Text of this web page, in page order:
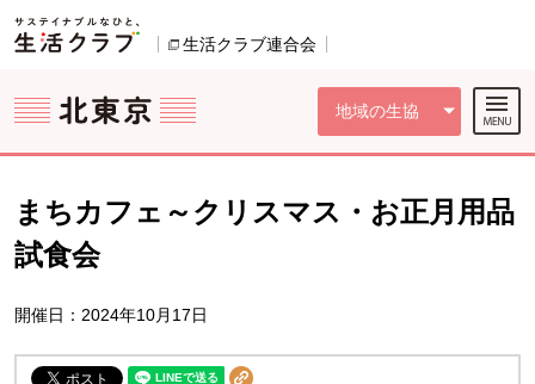
ページの先頭です。
生活クラブ連合会
地域の生協
ここからサイト内共通メニューです。
サイト内共通メニューをスキップする
サイト内共通メニューここまで。
まちカフェ～クリスマス・お正月用品
試食会
開催日：2024年10月17日